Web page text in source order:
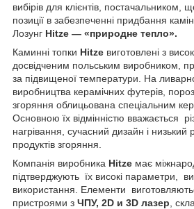
вибірів для клієнтів, постачальником,
позиції в забезпеченні придбання
Лозунг Hitze — «природне тепло».
Каминні топки Hitze виготовлені з
досвідченим польським виробником,
за підвищеної температури. На
виробництва керамічних футерів,
згоряння облицьована спеціальним
Основною їх відмінністю вважається
нагрівання, сучасний дизайн і низький
продуктів згоряння.
Компанія виробника Hitze має
підтверджують їх високі параметри,
використання. Елементи
пристроями з ЧПУ, 2D и 3D лазер ,